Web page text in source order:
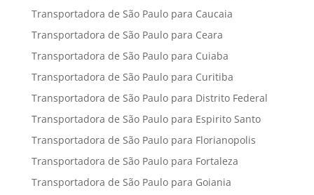
Transportadora de São Paulo para Caucaia
Transportadora de São Paulo para Ceara
Transportadora de São Paulo para Cuiaba
Transportadora de São Paulo para Curitiba
Transportadora de São Paulo para Distrito Federal
Transportadora de São Paulo para Espirito Santo
Transportadora de São Paulo para Florianopolis
Transportadora de São Paulo para Fortaleza
Transportadora de São Paulo para Goiania